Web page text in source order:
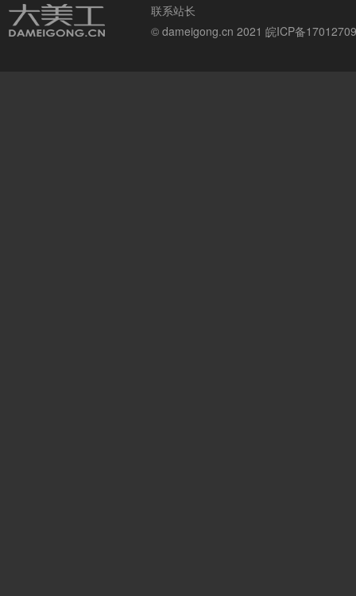
联系站长
© dameigong.cn 2021 皖ICP备